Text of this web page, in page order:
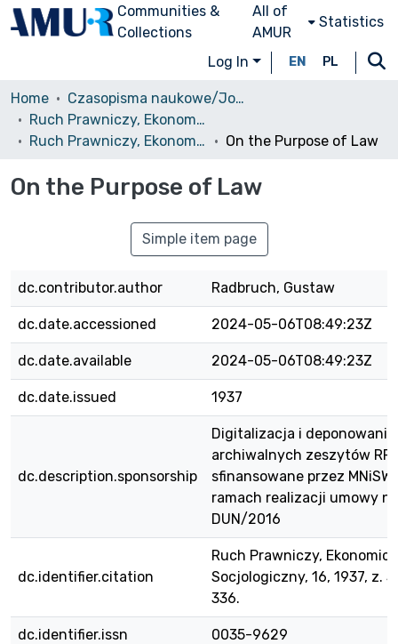
Communities &
Collections
All of
AMUR
Statistics
Log In EN PL
Home
Czasopisma naukowe/Journals
Ruch Prawniczy, Ekonomiczny i Socjologiczny
Ruch Prawniczy, Ekonomiczny i Socjologiczny, 1937, nr 3
On the Purpose of Law
On the Purpose of Law
Simple item page
dc.contributor.author Radbruch, Gustaw
dc.date.accessioned 2024-05-06T08:49:23Z
dc.date.available 2024-05-06T08:49:23Z
dc.date.issued 1937
dc.description.sponsorship
Digitalizacja i deponowanie
archiwalnych zeszytów
sfinansowane przez MNiSW
ramach realizacji umowy
DUN/2016
dc.identifier.citation
Ruch Prawniczy,
Socjologiczny, 16, 1937, z.
336.
dc.identifier.issn 0035-9629